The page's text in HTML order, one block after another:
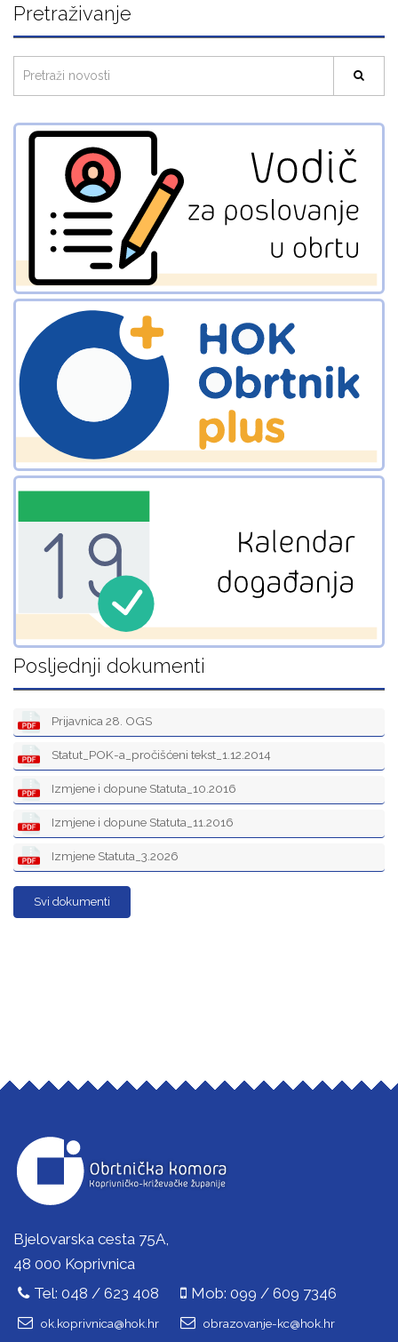
Pretraživanje
Posljednji dokumenti
Prijavnica 28. OGS
Statut_POK-a_pročišćeni tekst_1.12.2014
Izmjene i dopune Statuta_10.2016
Izmjene i dopune Statuta_11.2016
Izmjene Statuta_3.2026
Svi dokumenti
Bjelovarska cesta 75A,
48 000 Koprivnica
Tel: 048 / 623 408
Mob: 099 / 609 7346
ok.koprivnica@hok.hr obrazovanje-kc@hok.hr